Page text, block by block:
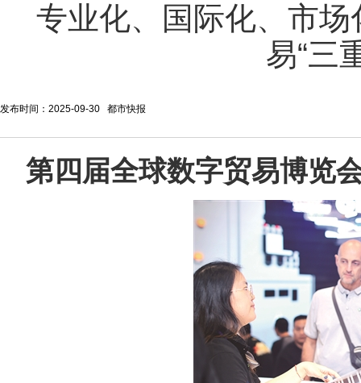
专业化、国际化、市
易“三
发布时间：2025-09-30 都市快报
第四届全球数字贸易博览